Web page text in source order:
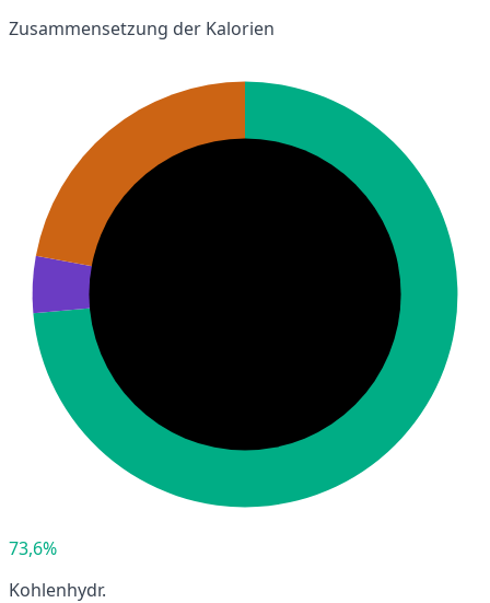
Zusammensetzung der Kalorien
73,6%
Kohlenhydr.